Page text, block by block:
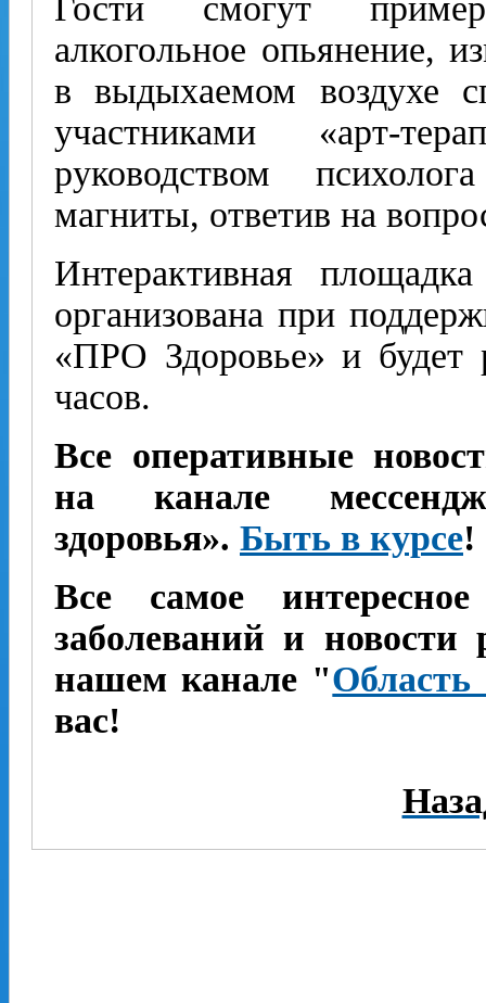
алкогольное опьянение,
в выдыхаемом воздухе
участниками «арт-
руководством
магниты, ответив на
Интерактивная
организована при
«ПРО Здоровье» и будет
часов.
Все оперативные
на канале
здоровья». Быть в курсе!
Все самое
заболеваний и
нашем канале "Область
вас!